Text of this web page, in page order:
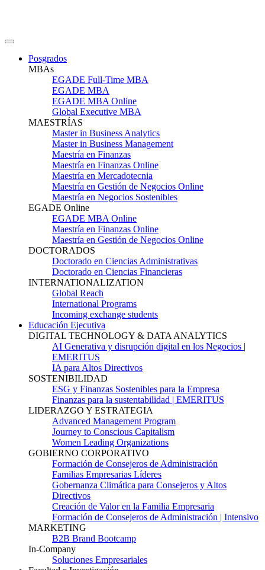
Posgrados
MBAs
EGADE Full-Time MBA
EGADE MBA
EGADE MBA Online
Global Executive MBA
MAESTRÍAS
Master in Business Analytics
Master in Business Management
Maestría en Finanzas
Maestría en Finanzas Online
Maestría en Mercadotecnia
Maestría en Gestión de Negocios Online
Maestría en Negocios Sostenibles
EGADE Online
EGADE MBA Online
Maestría en Finanzas Online
Maestría en Gestión de Negocios Online
DOCTORADOS
Doctorado en Ciencias Administrativas
Doctorado en Ciencias Financieras
INTERNATIONALIZATION
Global Reach
International Programs
Incoming exchange students
Educación Ejecutiva
DIGITAL TECHNOLOGY & DATA ANALYTICS
AI Generativa y disrupción digital en los Negocios |
EMERITUS
IA para Altos Directivos
SOSTENIBILIDAD
ESG y Finanzas Sostenibles para la Empresa
Finanzas para la sustentabilidad | EMERITUS
LIDERAZGO Y ESTRATEGIA
Advanced Management Program
Journey to Conscious Capitalism
Women Leading Organizations
GOBIERNO CORPORATIVO
Formación de Consejeros de Administración
Familias Empresarias Líderes
Gobernanza Climática para Consejeros y Altos
Directivos
Creación de Valor en la Familia Empresaria
Formación de Consejeros de Administración | Intensivo
MARKETING
B2B Brand Bootcamp
In-Company
Soluciones Empresariales